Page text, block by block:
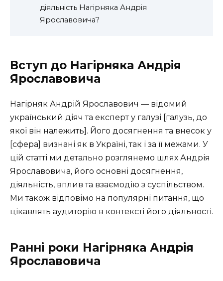
діяльність Нагірняка Андрія
Ярославовича?
Вступ до Нагірняка Андрія
Ярославовича
Нагірняк Андрій Ярославович — відомий
український діяч та експерт у галузі [галузь, до
якої він належить]. Його досягнення та внесок у
[сфера] визнані як в Україні, так і за її межами. У
цій статті ми детально розглянемо шлях Андрія
Ярославовича, його основні досягнення,
діяльність, вплив та взаємодію з суспільством.
Ми також відповімо на популярні питання, що
цікавлять аудиторію в контексті його діяльності.
Ранні роки Нагірняка Андрія
Ярославовича